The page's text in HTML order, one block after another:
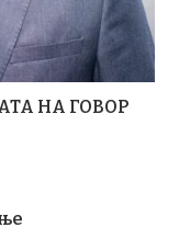
НА ГОВОР